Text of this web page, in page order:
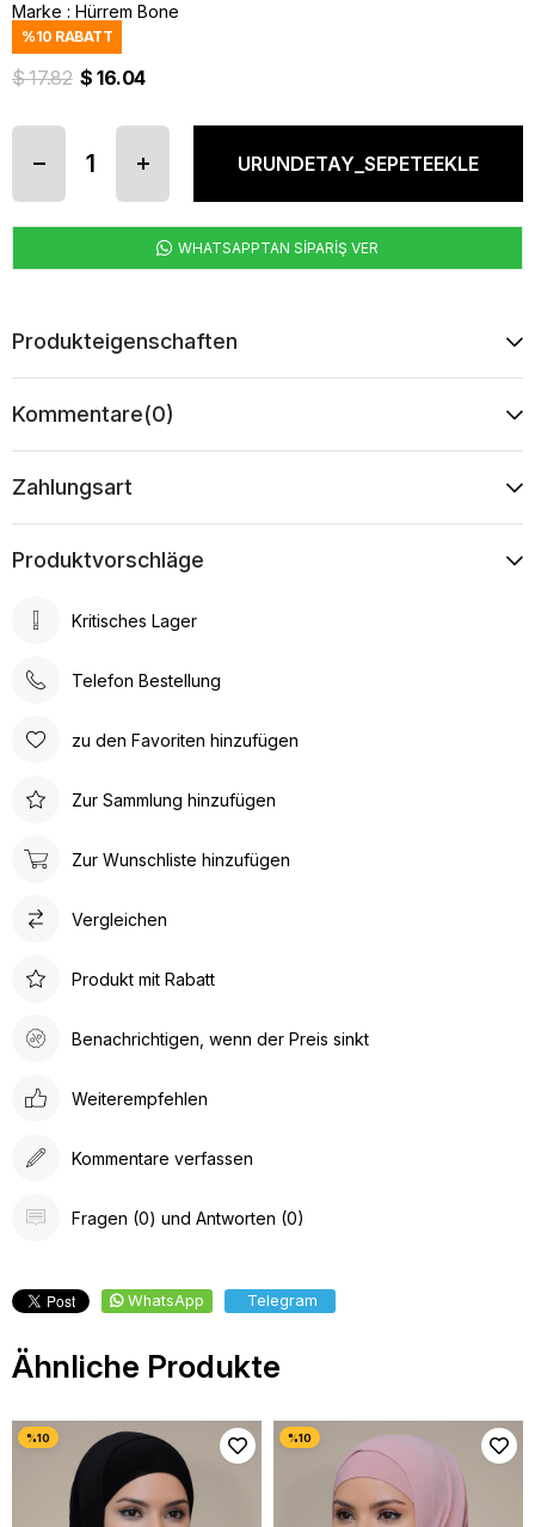
Marke : Hürrem Bone
%10 RABATT
$ 17.82 $ 16.04
WHATSAPPTAN SİPARİŞ VER
Produkteigenschaften
Kommentare(0)
Zahlungsart
Produktvorschläge
Kritisches Lager
Telefon Bestellung
zu den Favoriten hinzufügen
Zur Sammlung hinzufügen
Zur Wunschliste hinzufügen
Vergleichen
Produkt mit Rabatt
Benachrichtigen, wenn der Preis sinkt
Weiterempfehlen
Kommentare verfassen
Fragen (0) und Antworten (0)
WhatsApp Telegram
Ähnliche Produkte